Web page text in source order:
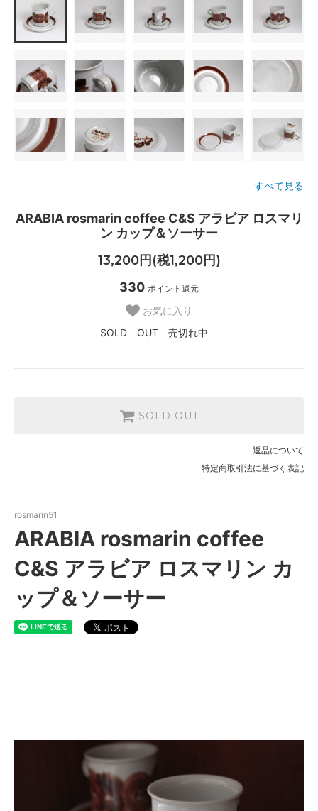
すべて見る
ARABIA rosmarin coffee C&S アラビア ロスマリ
ン カップ＆ソーサー
13,200円(税1,200円)
330 ポイント還元
お気に入り
SOLD OUT 売切れ中
SOLD OUT
返品について
特定商取引法に基づく表記
rosmarin51
ARABIA rosmarin coffee
C&S アラビア ロスマリン カ
ップ＆ソーサー